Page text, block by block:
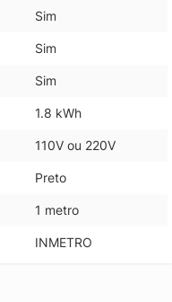
Sim
Sim
Sim
1.8 kWh
110V ou 220V
Preto
1 metro
INMETRO